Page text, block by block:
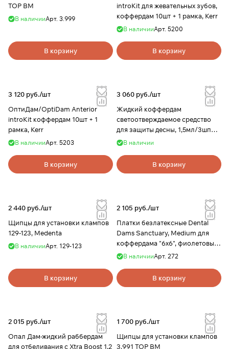
ТОР ВМ
В наличииАрт. 3.999
В корзину
introKit для жевательных зубов,
коффердам 10шт + 1 рамка, Kerr
В наличииАрт. 5200
В корзину
3 120 руб./шт
ОптиДам/OptiDam Anterior
introKit коффердам 10шт + 1
рамка, Kerr
В наличииАрт. 5203
В корзину
3 060 руб./шт
Жидкий коффердам
светоотверждаемое средство
для защиты десны, 1,5мл/3шпр,
Омега-Дент
В наличии
В корзину
2 440 руб./шт
Щипцы для установки клампов
129-123, Medenta
В наличииАрт. 129-123
В корзину
2 105 руб./шт
Платки безлатексные Dental
Dams Sanctuary, Medium для
коффердама "6х6", фиолетовые,
15 шт/уп, Sanctuary
В наличииАрт. 272
В корзину
2 015 руб./шт
Опал Дам-жидкий раббердам
для отбеливания с Xtra Boost 1,2
1 700 руб./шт
Щипцы для установки клампов
3.991 ТОР ВМ